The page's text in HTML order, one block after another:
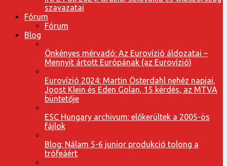
szavazatai
Fórum
Fórum
Blog
Önkényes mérvadó: Az Eurovízió áldozatai –
Mennyit ártott Európának (az Eurovízió)
Eurovízió 2024: Martin Österdahl nehéz napjai,
Joost Klein és Eden Golan, 15 kérdés, az MTVA
büntetője
ESC Hungary archivum: előkerültek a 2005-ös
fájlok
Blog: Nálam 5-6 junior produkció tolong a
trófeáért